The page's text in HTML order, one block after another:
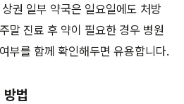
권 일부 약국은 일요일에도 처방
말 진료 후 약이 필요한 경우 병원
부를 함께 확인해두면 유용합니다.
법